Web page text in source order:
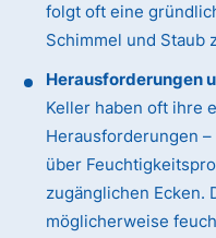
folgt oft eine
Schimmel und Staub
Herausforderungen
Keller haben oft ihre
Herausforderungen
über
zugänglichen Ecken.
möglicherweise